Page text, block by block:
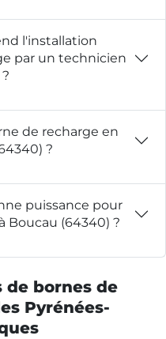
l'installation
par un technicien
de recharge en
?
puissance pour
Boucau (64340) ?
de bornes de
Pyrénées-